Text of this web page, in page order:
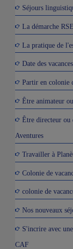
Séjours
La démarche
La pratique de
Date des
Partir en colonie
Être animateur
Être directeur ou
Aventures
Travailler à
Colonie de
colonie de
Nos nouveaux
S'incrire avec
CAF